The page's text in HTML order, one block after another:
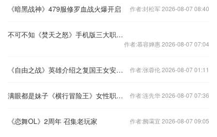
《暗黑战神》479服修罗血战火爆开启 作者:封松军 2026-08-07 08:40
不可不知《焚天之怒》手机版三大职业详解
作者:慕容婵惠 2026-08-07 07:04
《自由之战》英雄介绍之复国王女安妮公主 作者:张蓉伦 2026-08-07 01:11
满眼都是妹子《横行冒险王》女性职业全亮相 作者:连先华 2026-08-07 07:36
《恋舞OL》2周年 召集老玩家 作者:阙霭宜 2026-08-07 09:05